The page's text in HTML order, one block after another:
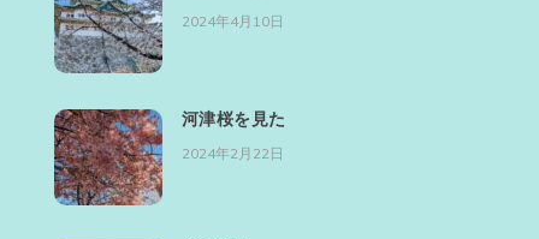
2024年4月10日
河津桜を見た
2024年2月22日